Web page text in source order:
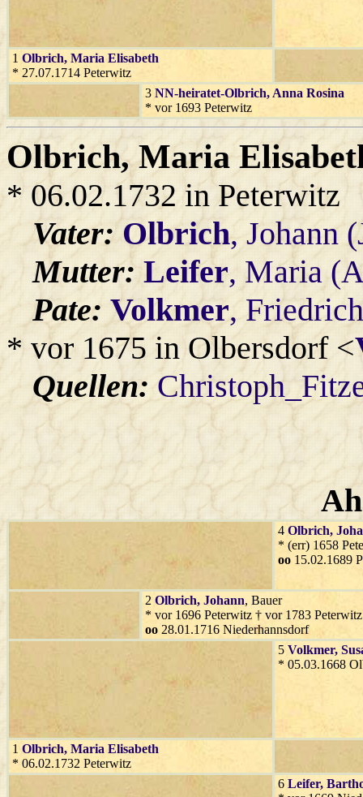
1 Olbrich, Maria Elisabeth
* 27.07.1714 Peterwitz
3 NN-heiratet-Olbrich, Anna Rosina
* vor 1693 Peterwitz
Olbrich, Maria
* 06.02.1732 in Peterwitz
Vater:Olbrich, Johann
Mutter:Leifer, Maria
Pate: Volkmer, Friedrich
* vor 1675 in Olbersdorf <
Quellen:
4 Olbrich,
* (err) 1658
oo 15.02.1689
2 Olbrich, Johann, Bauer
* vor 1696 Peterwitz † vor 1783 Peterwitz
oo 28.01.1716 Niederhannsdorf
5 Volkmer,
* 05.03.1668
1 Olbrich, Maria Elisabeth
* 06.02.1732 Peterwitz
6 Leifer,